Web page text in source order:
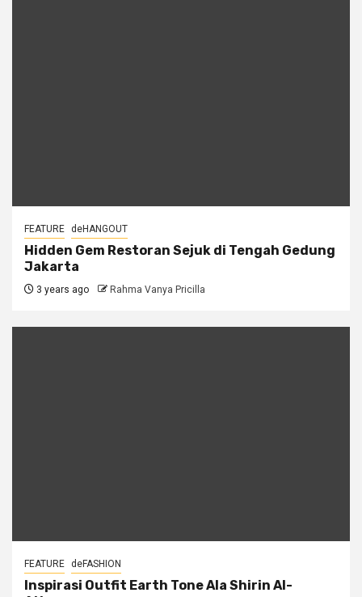
FEATURE deHANGOUT
Hidden Gem Restoran Sejuk di Tengah Gedung
Jakarta
3 years ago Rahma Vanya Pricilla
FEATURE deFASHION
Inspirasi Outfit Earth Tone Ala Shirin Al-